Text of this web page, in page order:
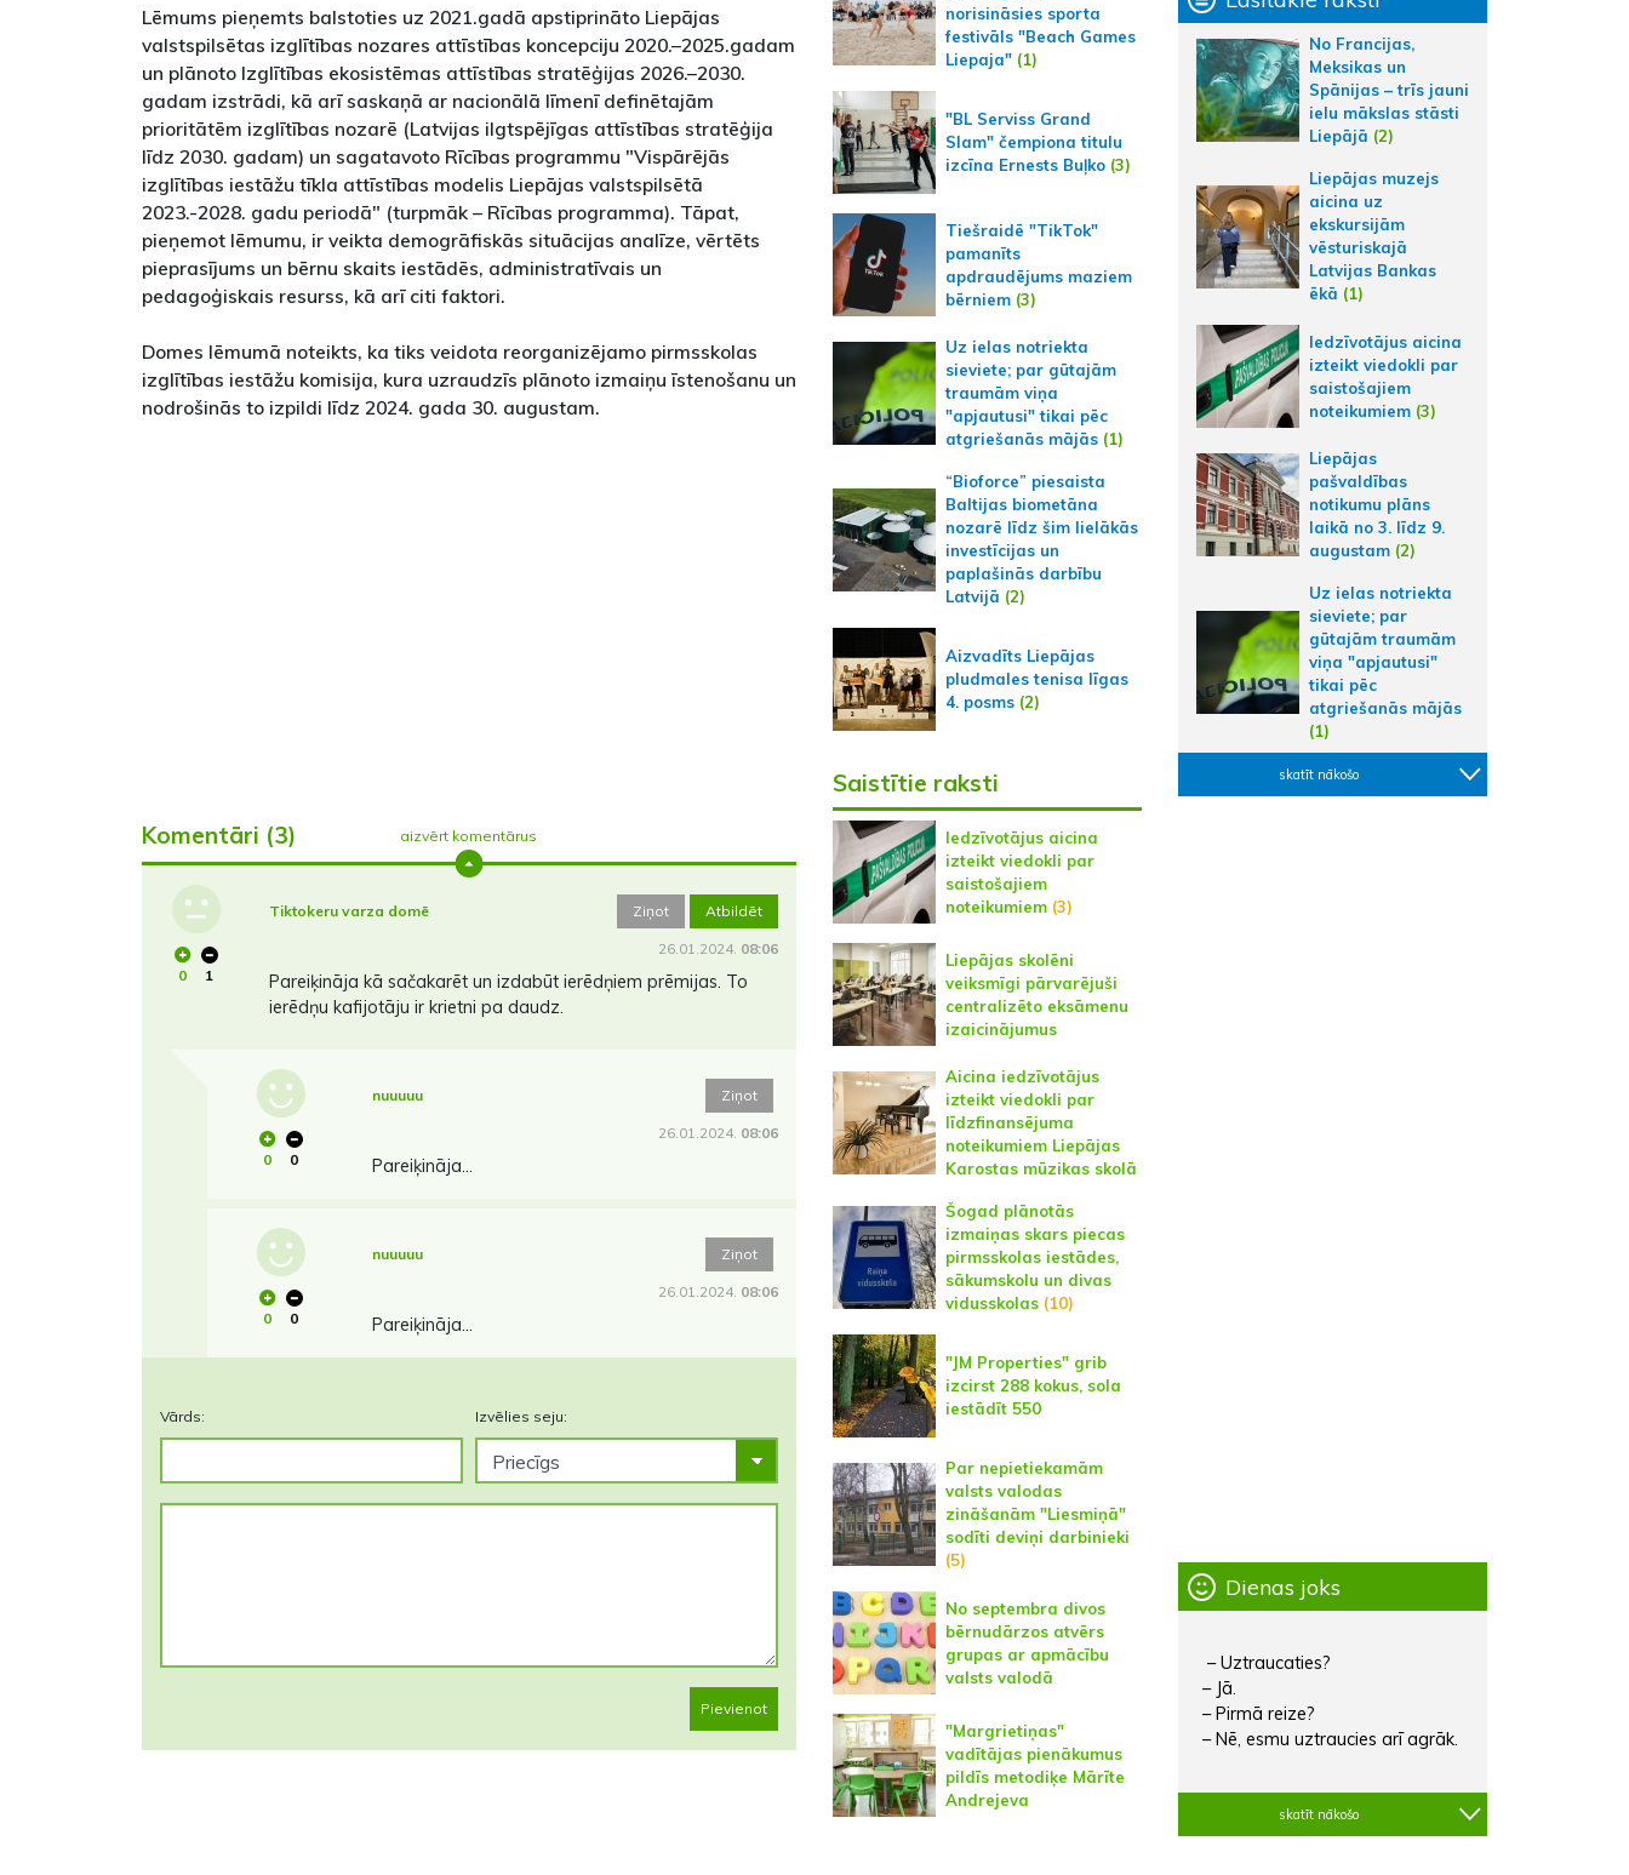
Lēmums pieņemts balstoties uz 2021.gadā apstiprināto Liepājas
valstspilsētas izglītības nozares attīstības koncepciju 2020.–2025.gadam
un plānoto Izglītības ekosistēmas attīstības stratēģijas 2026.–2030.
gadam izstrādi, kā arī saskaņā ar nacionālā līmenī definētajām
prioritātēm izglītības nozarē (Latvijas ilgtspējīgas attīstības stratēģija
līdz 2030. gadam) un sagatavoto Rīcības programmu "Vispārējās
izglītības iestāžu tīkla attīstības modelis Liepājas valstspilsētā
2023.-2028. gadu periodā" (turpmāk – Rīcības programma). Tāpat,
pieņemot lēmumu, ir veikta demogrāfiskās situācijas analīze, vērtēts
pieprasījums un bērnu skaits iestādēs, administratīvais un
pedagoģiskais resurss, kā arī citi faktori.
Domes lēmumā noteikts, ka tiks veidota reorganizējamo pirmsskolas
izglītības iestāžu komisija, kura uzraudzīs plānoto izmaiņu īstenošanu un
nodrošinās to izpildi līdz 2024. gada 30. augustam.
Komentāri (3) aizvērt komentārus
0 1
Tiktokeru varza domē Ziņot Atbildēt
26.01.2024. 08:06
Pareiķināja kā sačakarēt un izdabūt ierēdņiem prēmijas. To
ierēdņu kafijotāju ir krietni pa daudz.
0 0
nuuuuu Ziņot
26.01.2024. 08:06
Pareiķināja...
0 0
nuuuuu Ziņot
26.01.2024. 08:06
Pareiķināja...
Vārds: Izvēlies seju:
Pievienot
norisināsies sporta
festivāls "Beach Games
Liepaja"(1)
"BL Serviss Grand
Slam" čempiona titulu
izcīna Ernests Buļko(3)
Tiešraidē "TikTok"
pamanīts
apdraudējums maziem
bērniem(3)
Uz ielas notriekta
sieviete; par gūtajām
traumām viņa
"apjautusi" tikai pēc
atgriešanās mājās(1)
“Bioforce” piesaista
Baltijas biometāna
nozarē līdz šim lielākās
investīcijas un
paplašinās darbību
Latvijā (2)
Aizvadīts Liepājas
pludmales tenisa līgas
4. posms(2)
Saistītie raksti
Iedzīvotājus aicina
izteikt viedokli par
saistošajiem
noteikumiem (3)
Liepājas skolēni
veiksmīgi pārvarējuši
centralizēto eksāmenu
izaicinājumus
Aicina iedzīvotājus
izteikt viedokli par
līdzfinansējuma
noteikumiem Liepājas
Karostas mūzikas skolā
Šogad plānotās
izmaiņas skars piecas
pirmsskolas iestādes,
sākumskolu un divas
vidusskolas (10)
"JM Properties" grib
izcirst 288 kokus, sola
iestādīt 550
Par nepietiekamām
valsts valodas
zināšanām "Liesmiņā"
sodīti deviņi darbinieki
(5)
No septembra divos
bērnudārzos atvērs
grupas ar apmācību
valsts valodā
"Margrietiņas"
vadītājas pienākumus
pildīs metodiķe Mārīte
Andrejeva
No Francijas,
Meksikas un
Spānijas – trīs jauni
ielu mākslas stāsti
Liepājā (2)
Liepājas muzejs
aicina uz
ekskursijām
vēsturiskajā
Latvijas Bankas
ēkā (1)
Iedzīvotājus aicina
izteikt viedokli par
saistošajiem
noteikumiem (3)
Liepājas
pašvaldības
notikumu plāns
laikā no 3. līdz 9.
augustam (2)
Uz ielas notriekta
sieviete; par
gūtajām traumām
viņa "apjautusi"
tikai pēc
atgriešanās mājās
(1)
skatīt nākošo
Dienas joks
– Uztraucaties?
– Jā.
– Pirmā reize?
– Nē, esmu uztraucies arī agrāk.
skatīt nākošo